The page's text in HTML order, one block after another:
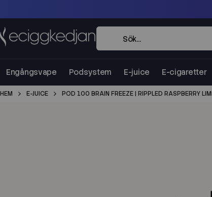
Engångsvape Podsystem E-juice E-cigaretter
HEM E-JUICE POD 100 BRAIN FREEZE | RIPPLED RASPBERRY